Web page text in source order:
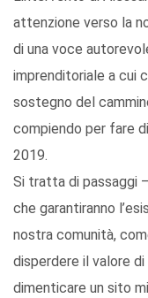
attenzione verso la
di una voce
imprenditoriale a cui
sostegno del
compiendo per fare
2019.
Si tratta di passaggi
che garantiranno
nostra comunità,
disperdere il valore
dimenticare un sito